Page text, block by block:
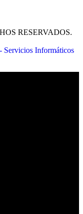
RESERVADOS.
Servicios Informáticos